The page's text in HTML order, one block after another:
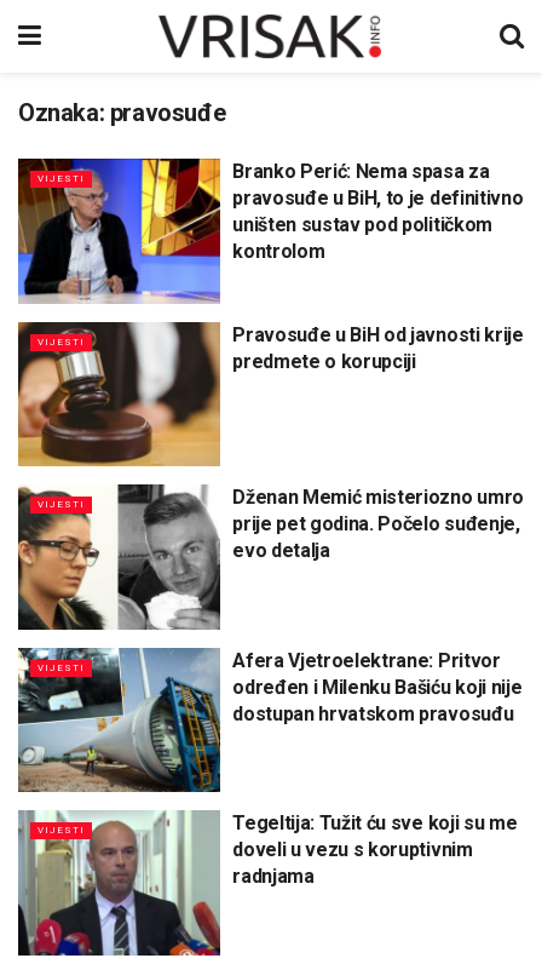
Oznaka: pravosuđe
VIJESTI
Branko Perić: Nema spasa za
pravosuđe u BiH, to je definitivno
uništen sustav pod političkom
kontrolom
VIJESTI
Pravosuđe u BiH od javnosti krije
predmete o korupciji
VIJESTI
Dženan Memić misteriozno umro
prije pet godina. Počelo suđenje,
evo detalja
VIJESTI
Afera Vjetroelektrane: Pritvor
određen i Milenku Bašiću koji nije
dostupan hrvatskom pravosuđu
VIJESTI
Tegeltija: Tužit ću sve koji su me
doveli u vezu s koruptivnim
radnjama